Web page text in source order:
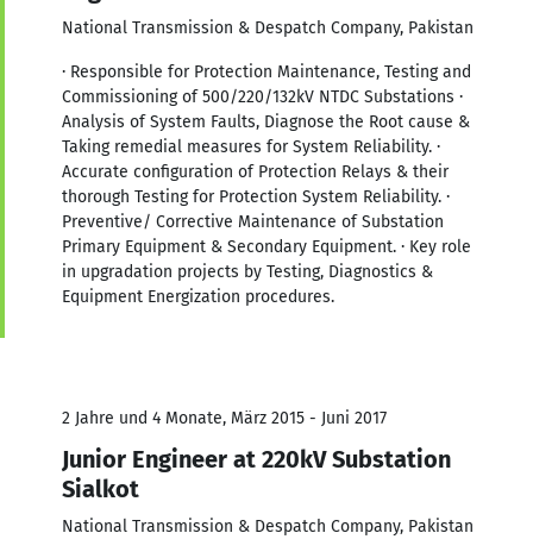
National Transmission & Despatch Company, Pakistan
· Responsible for Protection Maintenance, Testing and
Commissioning of 500/220/132kV NTDC Substations ·
Analysis of System Faults, Diagnose the Root cause &
Taking remedial measures for System Reliability. ·
Accurate configuration of Protection Relays & their
thorough Testing for Protection System Reliability. ·
Preventive/ Corrective Maintenance of Substation
Primary Equipment & Secondary Equipment. · Key role
in upgradation projects by Testing, Diagnostics &
Equipment Energization procedures.
2 Jahre und 4 Monate, März 2015 - Juni 2017
Junior Engineer at 220kV Substation
Sialkot
National Transmission & Despatch Company, Pakistan